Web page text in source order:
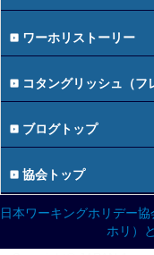
ワーホリストーリー
コタングリッシュ（フ
ブログトップ
協会トップ
日本ワーキングホリデー
ホリ）